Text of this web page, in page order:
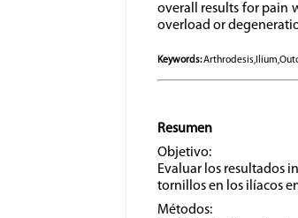
overall results for pain
overload or
Keywords:
Resumen
Objetivo:
Evaluar los resultados
tornillos en los ilíacos
Métodos: